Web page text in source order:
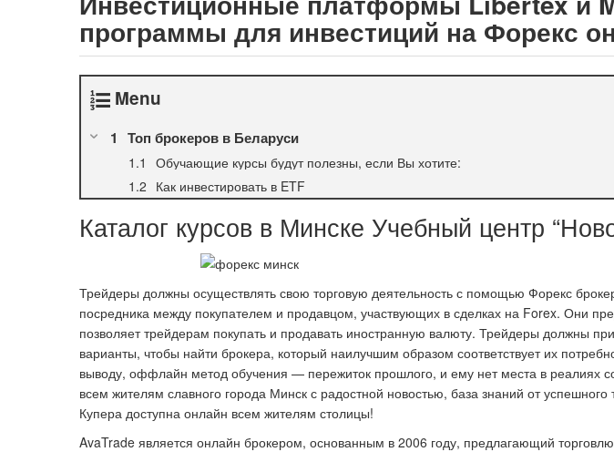
программы для инвестиций на Форекс
Menu
Топ брокеров в Беларуси
Обучающие курсы будут полезны, если Вы хотите:
Как инвестировать в ETF
Каталог курсов в Минске Учебный центр
Трейдеры должны осуществлять свою торговую деятельность с помощью Форекс
посредника между покупателем и продавцом, участвующих в сделках на Forex. Они
позволяет трейдерам покупать и продавать иностранную валюту. Трейдеры должны
варианты, чтобы найти брокера, который наилучшим образом соответствует их
выводу, оффлайн метод обучения — пережиток прошлого, и ему нет места в реалиях
всем жителям славного города Минск с радостной новостью, база знаний от
Купера доступна онлайн всем жителям столицы!
AvaTrade является онлайн брокером, основанным в 2006 году, предлагающий